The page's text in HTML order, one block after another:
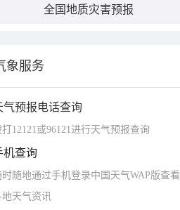
全国地质灾害预报
象服务
气预报电话查询
打12121或96121进行天气预报查询
机查询
时随地通过手机登录中国天气WAP版查看
地天气资讯